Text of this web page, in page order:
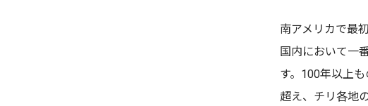
南アメリカで最
国内において一
す。100年以上
超え、チリ各地